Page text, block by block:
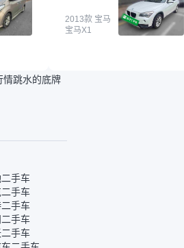
竟是
。我
，18
他平
砍过
小毛
我买的是宝马X1，主要看中
它的价格和公里数比较合
适。另外，瓜子承诺无火
2013款 宝马
宝马X1
情跳水的底牌
手车
手车
手车
手车
手车